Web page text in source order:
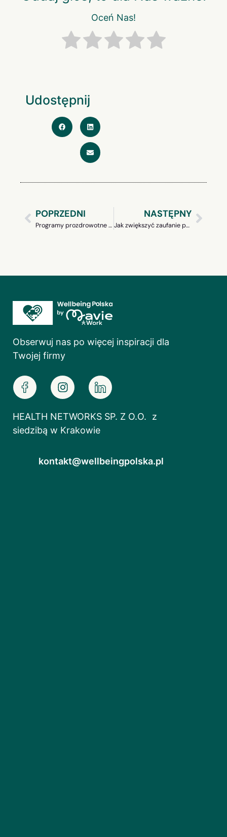
Oceń Nas!
Udostępnij
POPRZEDNI
Programy prozdrowotne w biurze – zacznij od stretchingu
NASTĘPNY
Jak zwiększyć zaufanie pracowników do firmy? Sprawdzone strategie i praktyki
Obserwuj nas po więcej inspiracji dla
Twojej firmy
HEALTH NETWORKS SP. Z O.O. z
siedzibą w Krakowie
kontakt@wellbeingpolska.pl